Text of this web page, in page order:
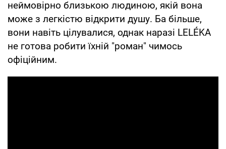
неймовірно близькою людиною, якій вона
може з легкістю відкрити душу. Ба більше,
вони навіть цілувалися, однак наразі LELÉKA
не готова робити їхній "роман" чимось
офіційним.